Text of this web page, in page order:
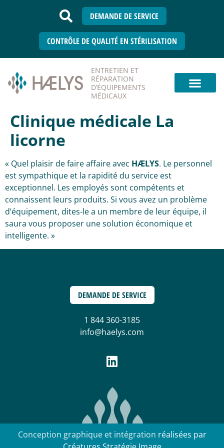
DEMANDE DE SERVICE
CONTRÔLE DE QUALITÉ EN STÉRILISATION
ENTRETIEN ET
RÉPARATION
D’ÉQUIPEMENTS
MÉDICAUX
Clinique médicale La
licorne
« Quel plaisir de faire affaire avec HÆLYS. Le personnel
est sympathique et la rapidité du service est
exceptionnel. Les employés sont compétents et
connaissent leurs produits. Si vous avez un problème
d’équipement, dites-le a un membre de leur équipe, il
saura vous proposer une solution économique et
intelligente. »
DEMANDE DE SERVICE
1 844 360-3185
info@haelys.com
Conception graphique et intégration réalisées par